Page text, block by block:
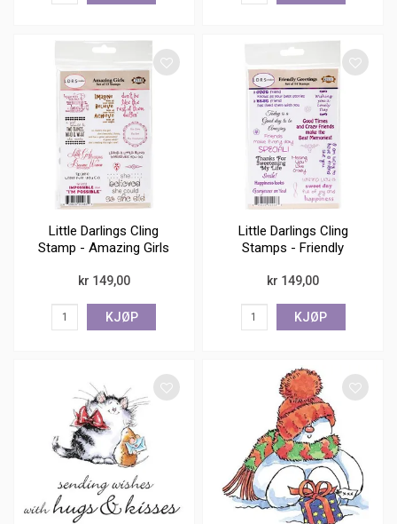
Little Darlings Cling
Stamp - Amazing Girls
kr 149,00
KJØP
Little Darlings Cling
Stamps - Friendly
kr 149,00
KJØP